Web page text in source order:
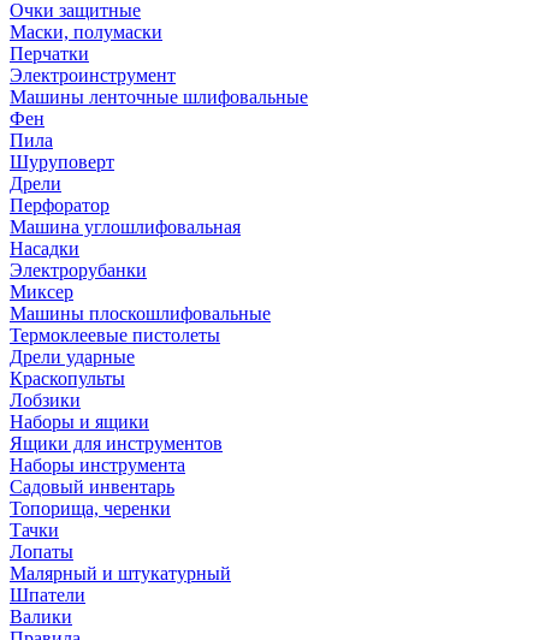
Очки защитные
Маски, полумаски
Перчатки
Электроинструмент
Машины ленточные шлифовальные
Фен
Пила
Шуруповерт
Дрели
Перфоратор
Машина углошлифовальная
Насадки
Электрорубанки
Миксер
Машины плоскошлифовальные
Термоклеевые пистолеты
Дрели ударные
Краскопульты
Лобзики
Наборы и ящики
Ящики для инструментов
Наборы инструмента
Садовый инвентарь
Топорища, черенки
Тачки
Лопаты
Малярный и штукатурный
Шпатели
Валики